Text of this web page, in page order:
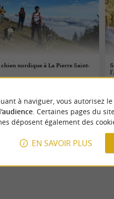
nordique à La Pierre Saint-
à naviguer, vous autorisez
. Certaines pages du
déposent également des
EN SAVOIR PLUS